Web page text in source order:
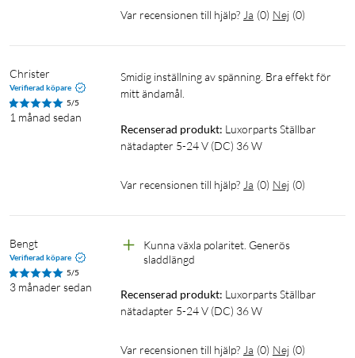
Var recensionen till hjälp? Ja (0) Nej (0)
Christer
Verifierad köpare
5/5
1 månad sedan
Smidig inställning av spänning. Bra effekt för
mitt ändamål.
Recenserad produkt: Luxorparts Ställbar
nätadapter 5-24 V (DC) 36 W
Var recensionen till hjälp? Ja (0) Nej (0)
Bengt
Verifierad köpare
5/5
3 månader sedan
Kunna växla polaritet. Generös
sladdlängd
Recenserad produkt: Luxorparts Ställbar
nätadapter 5-24 V (DC) 36 W
Var recensionen till hjälp? Ja (0) Nej (0)